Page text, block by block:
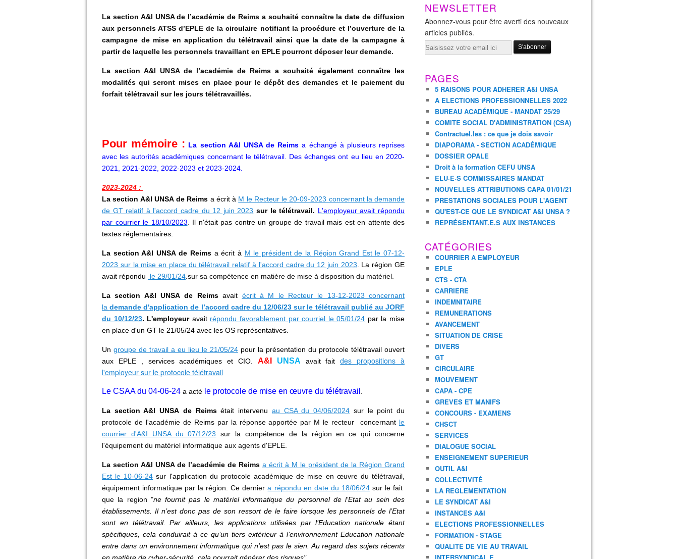
La section A&I UNSA de l’académie de Reims a souhaité connaître la date de diffusion
aux personnels ATSS d’EPLE de la circulaire notifiant la procédure et l’ouverture de la
campagne de mise en application du télétravail ainsi que la date de la campagne à
partir de laquelle les personnels travaillant en EPLE pourront déposer leur demande.
La section A&I UNSA de l’académie de Reims a souhaité également connaître les
modalités qui seront mises en place pour le dépôt des demandes et le paiement du
forfait télétravail sur les jours télétravaillés.
Pour mémoire : La section A&I UNSA de Reims a échangé à plusieurs reprises
avec les autorités académiques concernant le télétravail. Des échanges ont eu lieu en 2020-
2021, 2021-2022, 2022-2023 et 2023-2024.
2023-2024 :
La section A&I UNSA de Reims a écrit à M le Recteur le 20-09-2023 concernant la demande
de GT relatif à l'accord cadre du 12 juin 2023 sur le télétravail. L'employeur avait répondu
par courrier le 18/10/2023
Il n'était pas contre un groupe de travail mais est en attente des
textes réglementaires.
La section A&I UNSA de Reims a écrit à M le président de la Région Grand Est le 07-12-
2023 sur la mise en place du télétravail relatif à l'accord cadre du 12 juin 2023 . La région GE
avait répondu
le 29/01/24 .sur sa compétence en matière de mise à disposition du matériel.
La section A&I UNSA de Reims avait écrit à M le Recteur le 13-12-2023 concernant
lademande d'application de l’accord cadre du 12/06/23 sur le télétravail publié au JORF
du 10/12/23. L'employeur avait répondu favorablement par courriel le 05/01/24 par la mise
en place d'un GT le 21/05/24 avec les OS représentatives.
Un groupe de travail a eu lieu le 21/05/24 pour la présentation du protocole télétravail ouvert
aux EPLE , services académiques et CIO. A&I UNSA avait faitdes propositions à
l'employeur sur le protocole télétravail
Le CSAA du 04-06-24 a acté le protocole de mise en œuvre du télétravail
La section A&I UNSA de Reimsétait intervenu au CSA du 04/06/2024 sur le point du
protocole de l'académie de Reims par la réponse apportée par M le recteur concernant le
courrier d'A&I UNSA du 07/12/23
sur la compétence de la région en ce qui concerne
l'équipement du matériel informatique aux agents d'EPLE.
La section A&I UNSA de l’académie de Reims a écrit à M le président de la Région Grand
Est le 10-06-24 sur l'application du protocole académique de mise en œuvre du télétravail,
équipement informatique par la région. Ce dernier a répondu en date du 18/06/24 sur le fait
que la region "ne fournit pas le matériel informatique du personnel de l’Etat au sein des
établissements. Il n’est donc pas de son ressort de le faire lorsque les personnels de l’Etat
sont en télétravail. Par ailleurs, les applications utilisées par l’Education nationale étant
spécifiques, cela conduirait à ce qu’un tiers extérieur à l’environnement Education nationale
entre dans un environnement informatique qui n’est pas le sien. Au regard des sujets récents
NEWSLETTER
Abonnez-vous pour être averti des nouveaux
articles publiés.
Email
PAGES
5 RAISONS POUR ADHERER A&I UNSA
A ELECTIONS PROFESSIONNELLES 2022
BUREAU ACADÉMIQUE - MANDAT 25/29
COMITE SOCIAL D'ADMINISTRATION (CSA)
Contractuel.les : ce que je dois savoir
DIAPORAMA - SECTION ACADÉMIQUE
DOSSIER OPALE
Droit à la formation CEFU UNSA
ELU·E·S COMMISSAIRES MANDAT
NOUVELLES ATTRIBUTIONS CAPA 01/01/21
PRESTATIONS SOCIALES POUR L'AGENT
QU'EST-CE QUE LE SYNDICAT A&I UNSA ?
REPRÉSENTANT.E.S AUX INSTANCES
CATÉGORIES
COURRIER A EMPLOYEUR
EPLE
CTS - CTA
CARRIERE
INDEMNITAIRE
REMUNERATIONS
AVANCEMENT
SITUATION DE CRISE
DIVERS
GT
CIRCULAIRE
MOUVEMENT
CAPA - CPE
GREVES ET MANIFS
CONCOURS - EXAMENS
CHSCT
SERVICES
DIALOGUE SOCIAL
ENSEIGNEMENT SUPERIEUR
OUTIL A&I
COLLECTIVITÉ
LA REGLEMENTATION
LE SYNDICAT A&I
INSTANCES A&I
ELECTIONS PROFESSIONNELLES
FORMATION - STAGE
QUALITE DE VIE AU TRAVAIL